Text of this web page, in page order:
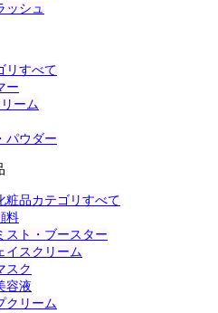
ッシュ
リすべて
ー
ーム
パウダー
粧品カテゴリすべて
料
スト・ブースター
イスクリーム
スク
容液
クリーム